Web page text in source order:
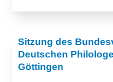
Sitzung des
Deutschen
Göttingen